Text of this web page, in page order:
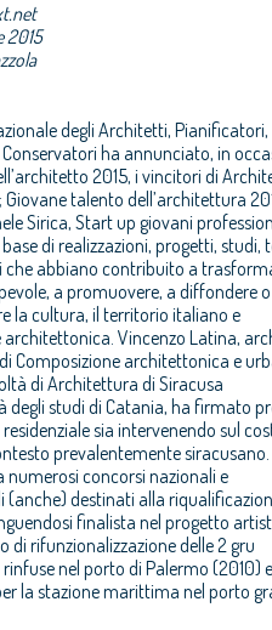
2015
degli Architetti, Pianificatori,
Conservatori ha annunciato, in
2015, i vincitori di
talento dell’architettura
Sirica, Start up giovani
di realizzazioni, progetti, studi,
che abbiano contribuito a
a promuovere, a diffondere o
la cultura, il territorio italiano e
architettonica. Vincenzo Latina,
Composizione architettonica e
di Architettura di Siracusa
degli studi di Catania, ha firmato
sia intervenendo sul
prevalentemente siracusano.
numerosi concorsi nazionali e
(anche) destinati alla
finalista nel progetto
di rifunzionalizzazione delle 2 gru
nel porto di Palermo (2010)
la stazione marittima nel porto